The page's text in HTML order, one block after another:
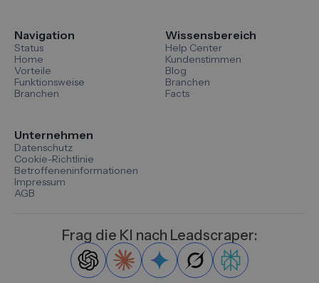
Navigation
Status
Home
Vorteile
Funktionsweise
Branchen
Wissensbereich
Help Center
Kundenstimmen
Blog
Branchen
Facts
Unternehmen
Datenschutz
Cookie-Richtlinie
Betroffeneninformationen
Impressum
AGB
Frag die KI nach Leadscraper: